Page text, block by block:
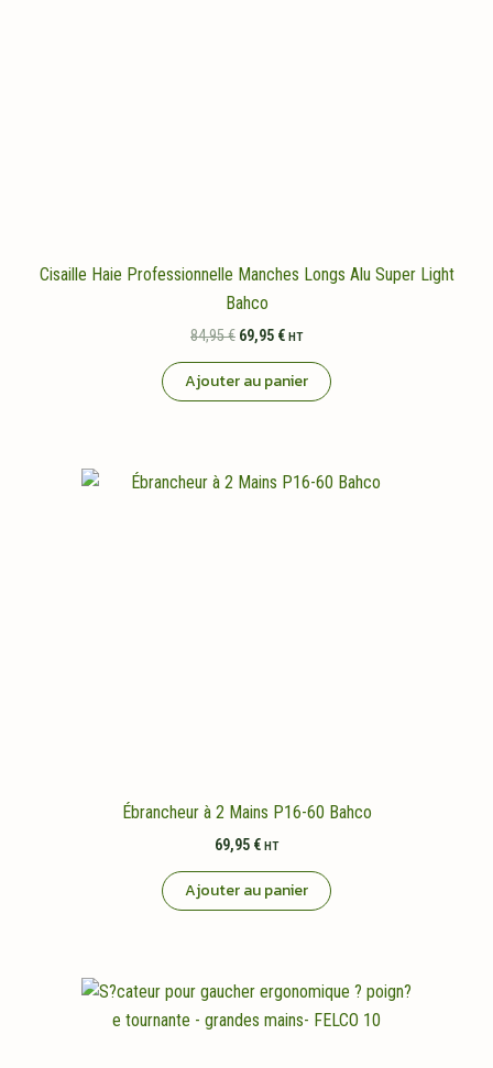
Cisaille Haie Professionnelle Manches Longs Alu Super Light
Bahco
84,95€ Le
initial
était :
69,95 €Le
actuel
HT
Ajouter au panier
Ébrancheur à 2 Mains P16-60 Bahco
69,95 € HT
Ajouter au panier